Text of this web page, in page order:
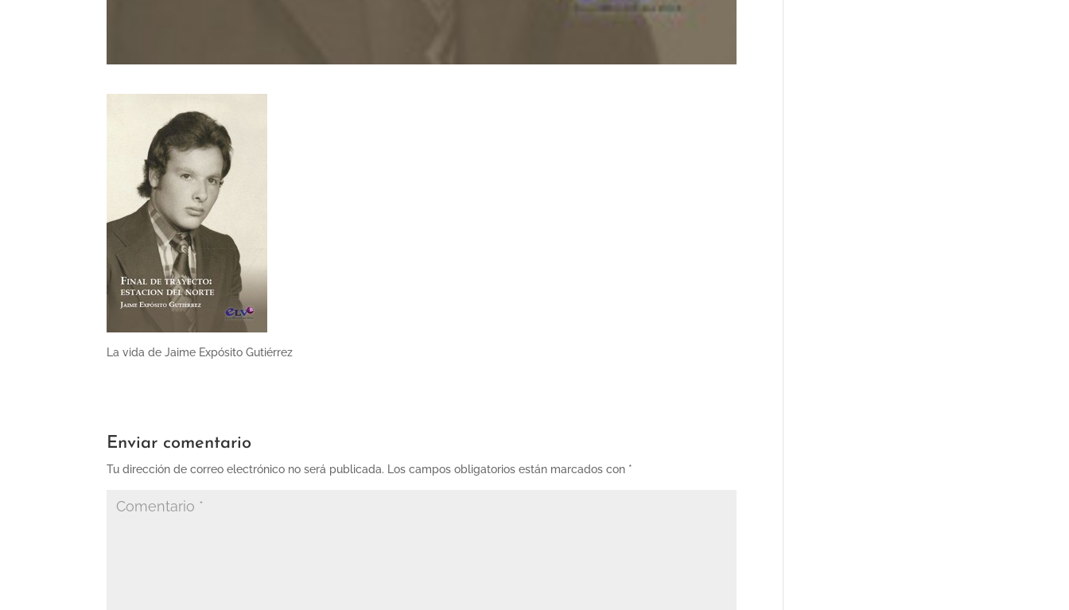
La vida de Jaime Expósito Gutiérrez
Enviar comentario
Tu dirección de correo electrónico no será publicada. Los campos obligatorios están marcados con *